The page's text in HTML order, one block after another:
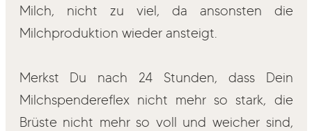
Milch, nicht zu viel, da ansonsten die
Milchproduktion wieder ansteigt.
Merkst Du nach 24 Stunden, dass Dein
Milchspendereflex nicht mehr so stark, die
Brüste nicht mehr so voll und weicher sind,